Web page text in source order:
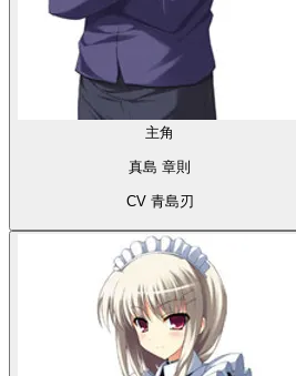
主角
真島 章則
CV 青島刃